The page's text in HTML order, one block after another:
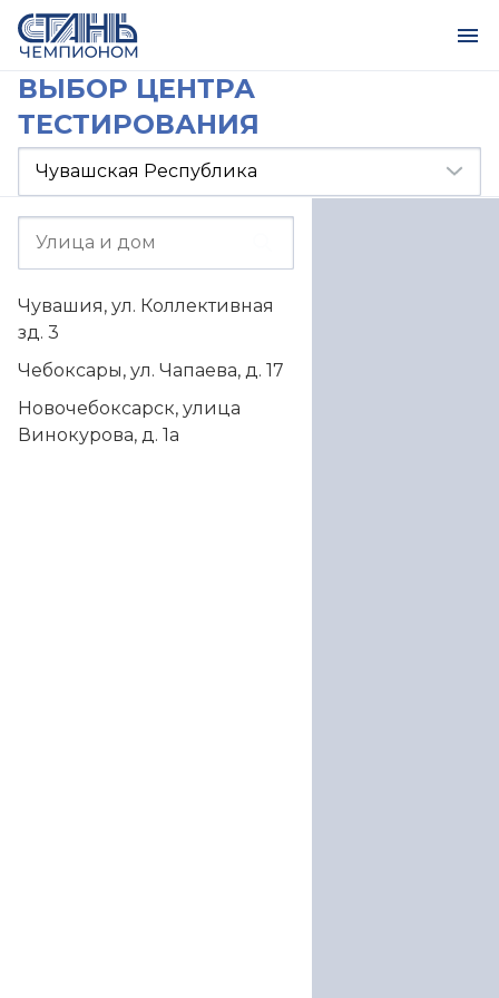
ВЫБОР ЦЕНТРА
ТЕСТИРОВАНИЯ
Чувашия, ул. Коллективная
зд. 3
Чебоксары, ул. Чапаева, д. 17
Новочебоксарск, улица
Винокурова, д. 1а